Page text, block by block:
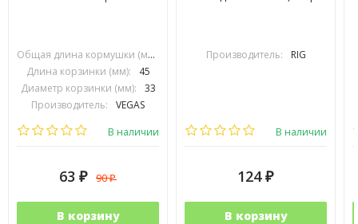
Общая длина кормушки (мм):
Длина корзинки (мм):
45
Диаметр корзинки (мм):
33
Производитель:
VEGAS
В наличии
63 ₽ 90₽
В корзину
Производитель: RIG
В наличии
124 ₽
В корзину